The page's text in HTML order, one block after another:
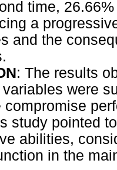
time,
a
and the
: The results
variables were
compromise
study pointed
abilities,
in the